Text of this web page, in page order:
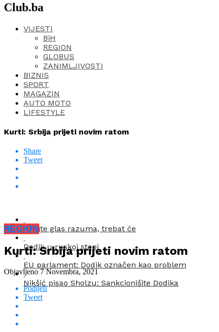
Club.ba
VIJESTI
BiH
REGION
GLOBUS
ZANIMLJIVOSTI
BIZNIS
SPORT
MAGAZIN
AUTO MOTO
LIFESTYLE
Kurti: Srbija prijeti novim ratom
Share
Tweet
Čitajte glas razuma, trebat će
Dodik u ruskoj stepi
EU parlament: Dodik označen kao problem
Nikšić pisao Sholzu: Sankcionišite Dodika
REGION
Kurti: Srbija prijeti novim ratom
Objavljeno 7 Novembra, 2021
Podijeli
Tweet